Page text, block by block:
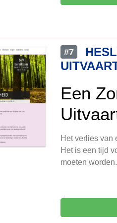
#7
Een
Het verlies van
Het is een tijd
moeten